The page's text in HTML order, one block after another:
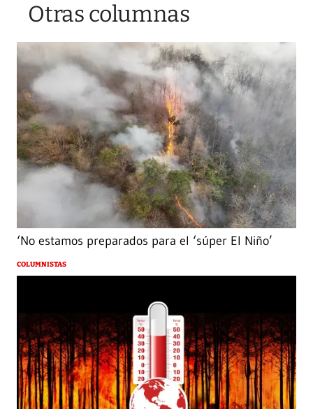
Otras columnas
‘No estamos preparados para el ‘súper El Niño’
COLUMNISTAS